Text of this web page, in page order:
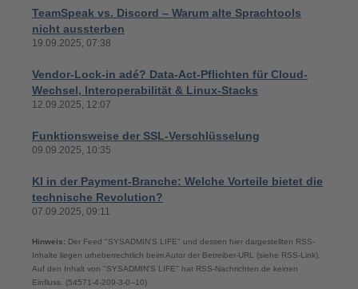
TeamSpeak vs. Discord – Warum alte Sprachtools
nicht aussterben
19.09.2025, 07:38
Vendor-Lock-in adé? Data-Act-Pflichten für Cloud-
Wechsel, Interoperabilität & Linux-Stacks
12.09.2025, 12:07
Funktionsweise der SSL-Verschlüsselung
09.09.2025, 10:35
KI in der Payment-Branche: Welche Vorteile bietet die
technische Revolution?
07.09.2025, 09:11
Hinweis: Der Feed "SYSADMIN'S LIFE" und dessen hier dargestellten RSS-
Inhalte liegen urheberrechtlich beim Autor der Betreiber-URL (siehe RSS-Link).
Auf den Inhalt von "SYSADMIN'S LIFE" hat RSS-Nachrichten.de keinen
Einfluss. (54571-4-209-3-0--10)